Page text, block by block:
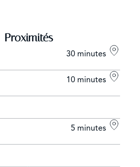
Proximités
30 minutes
10 minutes
5 minutes